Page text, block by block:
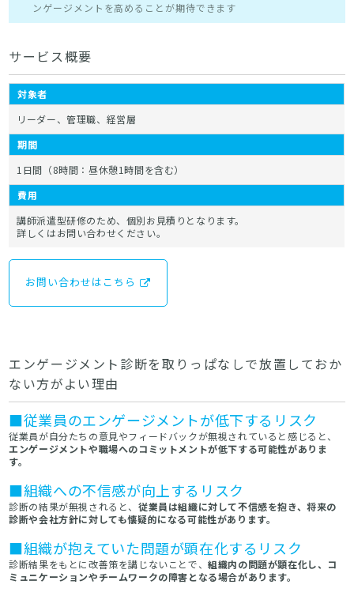
ンゲージメントを高めることが期待できます
サービス概要
対象者
リーダー、管理職、経営層
期間
1日間（8時間：昼休憩1時間を含む）
費用
講師派遣型研修のため、個別お見積りとなります。
詳しくはお問い合わせください。
お問い合わせはこちら
エンゲージメント診断を取りっぱなしで放置しておか
ない方がよい理由
■従業員のエンゲージメントが低下するリスク
従業員が自分たちの意見やフィードバックが無視されていると感じると、
エンゲージメントや職場へのコミットメントが低下する可能性がありま
す。
■組織への不信感が向上するリスク
診断の結果が無視されると、従業員は組織に対して不信感を抱き、将来の
診断や会社方針に対しても懐疑的になる可能性があります。
■組織が抱えていた問題が顕在化するリスク
診断結果をもとに改善策を講じないことで、組織内の問題が顕在化し、コ
ミュニケーションやチームワークの障害となる場合があります。